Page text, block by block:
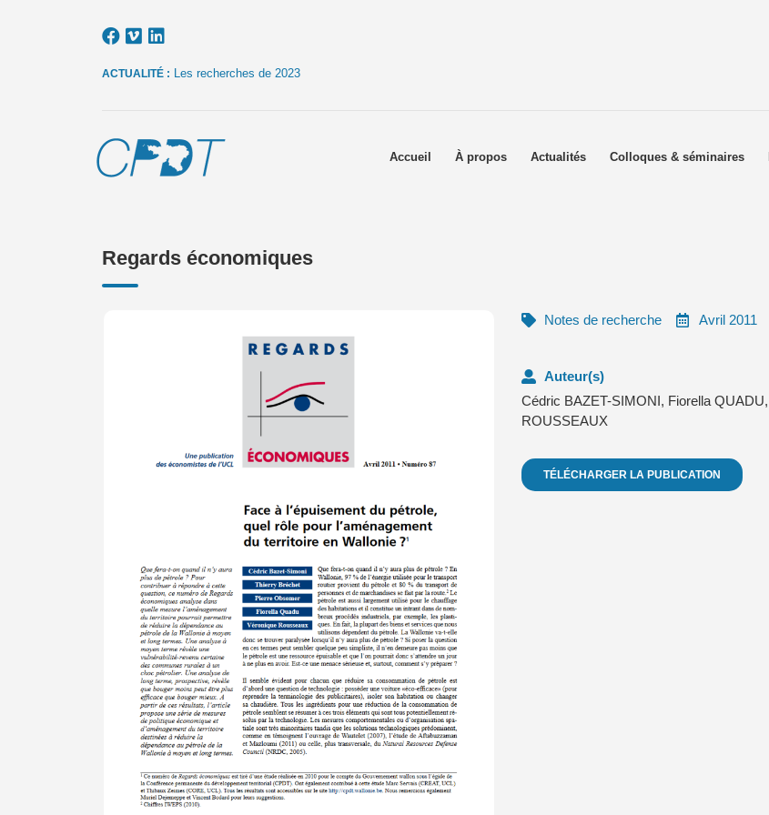
ACTUALITÉ : Les recherches de 2023
Accueil À propos Actualités Colloques & séminaires
Regards économiques
Notes de recherche Avril 2011
Auteur(s)
Cédric BAZET-SIMONI, Fiorella QUADU,
ROUSSEAUX
TÉLÉCHARGER LA PUBLICATION